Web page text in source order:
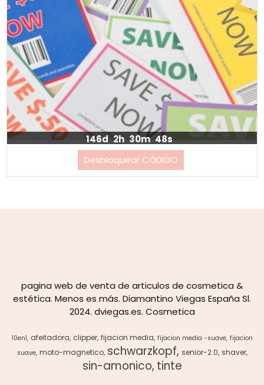
146d 2h 30m 48s
pagina web de venta de articulos de cosmetica &
estética. Menos es más. Diamantino Viegas España Sl.
2024. dviegas.es. Cosmetica
10en1 afeitadora clipper fijacion media fijacion media -suave fijacion
suave moto-magnetico schwarzkopf senior-2.0 shaver
sin-amonico tinte